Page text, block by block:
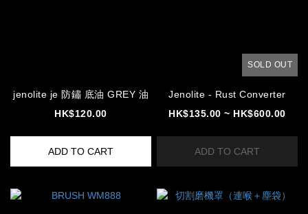
jenolite je 防鏽 底油 GREY 油
HK$120.00
ADD TO CART
SOLD OUT
Jenolite - Rust Converter
HK$135.00 ~ HK$600.00
ADD TO CART